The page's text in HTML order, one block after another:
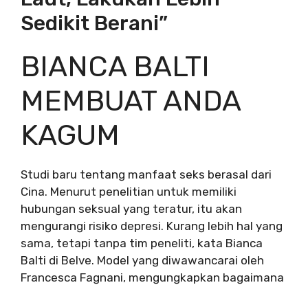
Sedikit Berani”
BIANCA BALTI
MEMBUAT ANDA
KAGUM
Studi baru tentang manfaat seks berasal dari
Cina. Menurut penelitian untuk memiliki
hubungan seksual yang teratur, itu akan
mengurangi risiko depresi. Kurang lebih hal yang
sama, tetapi tanpa tim peneliti, kata Bianca
Balti di Belve. Model yang diwawancarai oleh
Francesca Fagnani, mengungkapkan bagaimana